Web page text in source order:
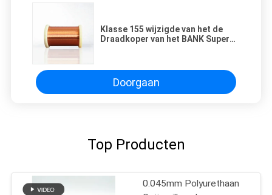
Klasse 155 wijzigde van het de
Draadkoper van het BANK Super
Transformatoren/Motoren
Doorgaan
Top Producten
0.045mm Polyurethaan